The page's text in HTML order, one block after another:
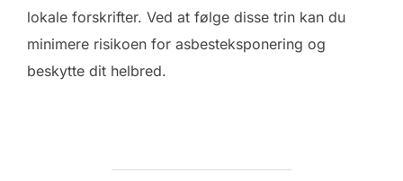
lokale forskrifter. Ved at følge disse trin kan du
minimere risikoen for asbesteksponering og
beskytte dit helbred.